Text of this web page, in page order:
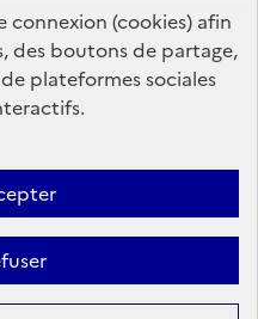
connexion (cookies) afin
des boutons de partage,
plateformes sociales
info.gouv.fr
conforme
Politique